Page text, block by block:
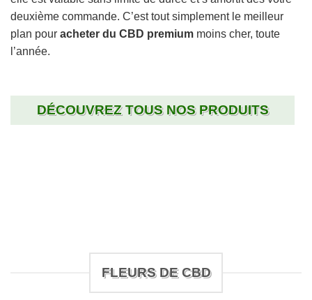
deuxième commande. C’est tout simplement le meilleur
plan pour acheter du CBD premium moins cher, toute
l’année.
DÉCOUVREZ TOUS NOS PRODUITS
FLEURS DE CBD